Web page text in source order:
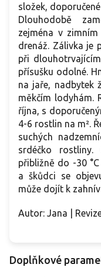
složek,
Dlouhodobě
zejména v
drenáž. Zálivka je
při
přísušku odolné.
na jaře, nadbytek
měkčím lodyhám.
října, s
4-6 rostlin na m².
suchých
srdéčko
přibližně do -30
a škůdci se
může dojít k
Autor: Jana |
Doplňkové